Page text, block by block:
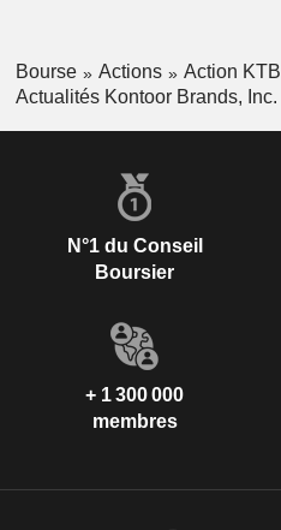
Bourse Actions
Action KTB
Actualités Kontoor Brands, Inc.
N°1 du Conseil
Boursier
+ 1 300 000
membres